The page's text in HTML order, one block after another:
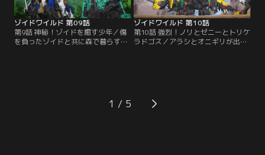
ゾイドワイルド 第09話
第9話 神秘！ゾイドを癒す少年／傷
を負ったゾイドと共に森で暮らす少
ゾイドワイルド 第10話
第10話 強烈！ノリとゼニーとトリケ
ラドゴス／アラシとオニギリが出会
する村に野生のラプトールの大群が
迫っていた…。【提供：バンダイチ
1